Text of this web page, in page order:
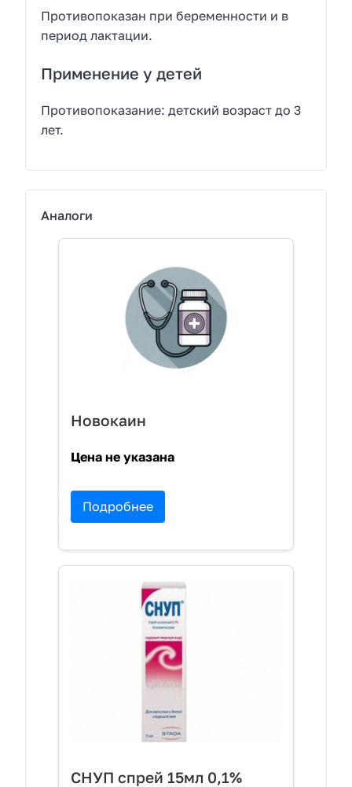
Противопоказан при беременности и в
период лактации.
Применение у детей
Противопоказание: детский возраст до 3
лет.
Аналоги
Новокаин
Цена не указана
Подробнее
СНУП спрей 15мл 0,1%